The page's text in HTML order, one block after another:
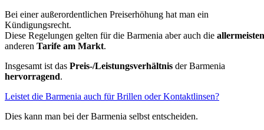
Bei einer außerordentlichen Preiserhöhung hat man ein
Kündigungsrecht.
Diese Regelungen gelten für die Barmenia aber auch die allermeisten
anderen Tarife am Markt.
Insgesamt ist das Preis-/Leistungsverhältnis der Barmenia
hervorragend.
Leistet die Barmenia auch für Brillen oder Kontaktlinsen?
Dies kann man bei der Barmenia selbst entscheiden.